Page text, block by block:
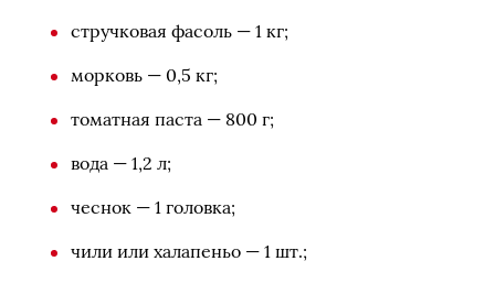
стручковая фасоль — 1 кг;
морковь — 0,5 кг;
томатная паста — 800 г;
вода — 1,2 л;
чеснок — 1 головка;
чили или халапеньо — 1 шт.;